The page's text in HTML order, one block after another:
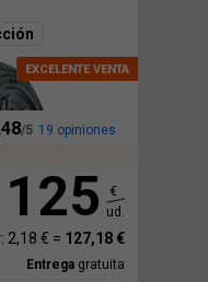
19 opiniones
125
€
ud.
2,18 € = 127,18 €
Entrega gratuita